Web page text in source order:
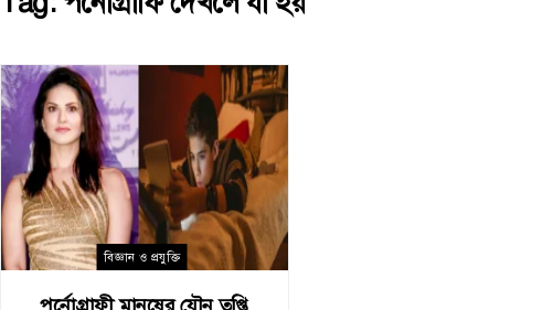
বিজ্ঞান ও প্রযুক্তি